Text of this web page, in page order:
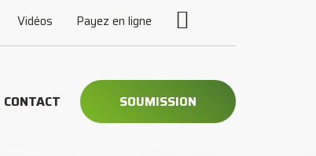
Vidéos Payez en ligne
CONTACT SOUMISSION